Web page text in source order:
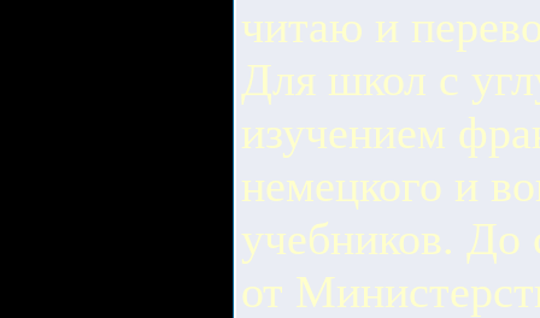
читаю и
Для школ с
изучением
немецкого и
учебников. До
от